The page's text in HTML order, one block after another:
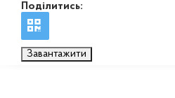
Поділитись:
Завантажити